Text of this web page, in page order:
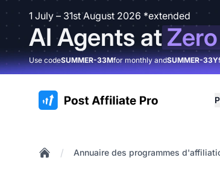
1 July – 31st August 2026 *extended
AI Agents at
Use codeSUMMER-33Mfor monthly andSUMMER-33Y
:site.title
/ Annuaire des programmes